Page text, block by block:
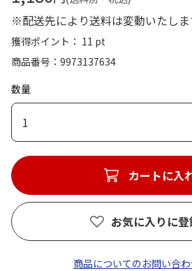
※配送先により送料は変動いたしま
獲得ポイント： 11 pt
商品番号
9973137634
数量
1
カートに入
お気に入りに登
商品についてのお問い合